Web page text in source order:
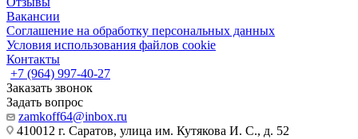
Вакансии
Соглашение на обработку персональных данных
Условия использования файлов cookie
Контакты
+7 (964) 997-40-27
Заказать звонок
Задать вопрос
zamkoff64@inbox.ru
410012 г. Саратов, улица им. Кутякова И. С., д. 52